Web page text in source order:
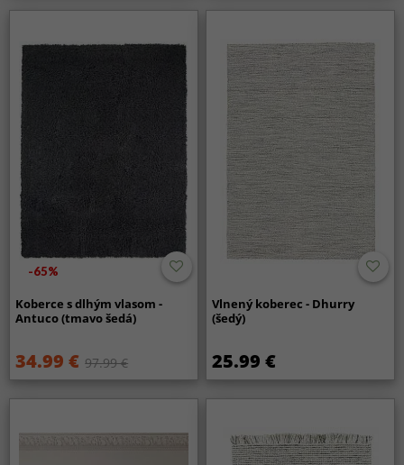
-65%
Koberce s dlhým vlasom -
Antuco (tmavo šedá)
34.99 € 97.99 €
Vlnený koberec - Dhurry
(šedý)
25.99 €